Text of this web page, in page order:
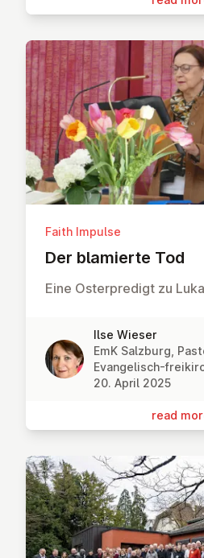
Faith Impulse
Der blamierte Tod
Eine Osterpredigt zu
Ilse Wieser
EmK Salzburg,
Evangelisch-
20. April 2025
read